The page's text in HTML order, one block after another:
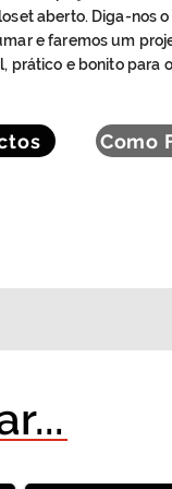
aberto. Diga-nos
e faremos um
prático e bonito para
Como
Quarto em Sótão